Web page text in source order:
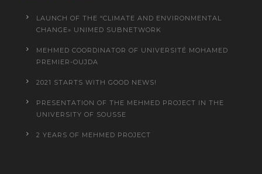
LAUNCH OF THE “CLIMATE AND ENVIRONMENTAL
CHANGE» UNIMED SUBNETWORK
MEHMED COORDINATOR OF UNIVERSITÉ MOHAMED
PREMIER-OUJDA
2021 STARTS WITH GOOD NEWS!
PRESENTATION OF THE MEHMED PROJECT IN THE
UNIVERSITY OF SOUSSE
2 YEARS OF MEHMED PROJECT